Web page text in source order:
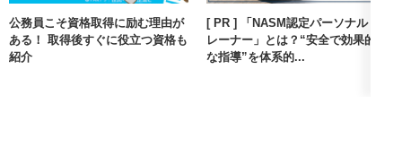
公務員こそ資格取得に励む理由が
ある！ 取得後すぐに役立つ資格も
紹介
[ PR ] 「NASM認定パーソナルト
レーナー」とは？“安全で効果的
な指導”を体系的...